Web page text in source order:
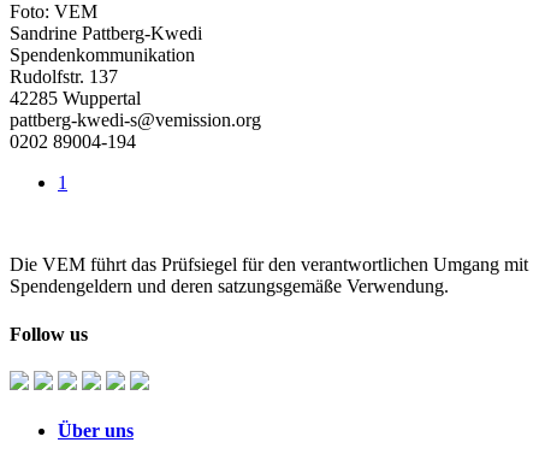
Foto: VEM
Sandrine Pattberg-Kwedi
Spendenkommunikation
Rudolfstr. 137
42285 Wuppertal
pattberg-kwedi-s@vemission.org
0202 89004-194
1
Die VEM führt das Prüfsiegel für den verantwortlichen Umgang mit
Spendengeldern und deren satzungsgemäße Verwendung.
Follow us
Über uns